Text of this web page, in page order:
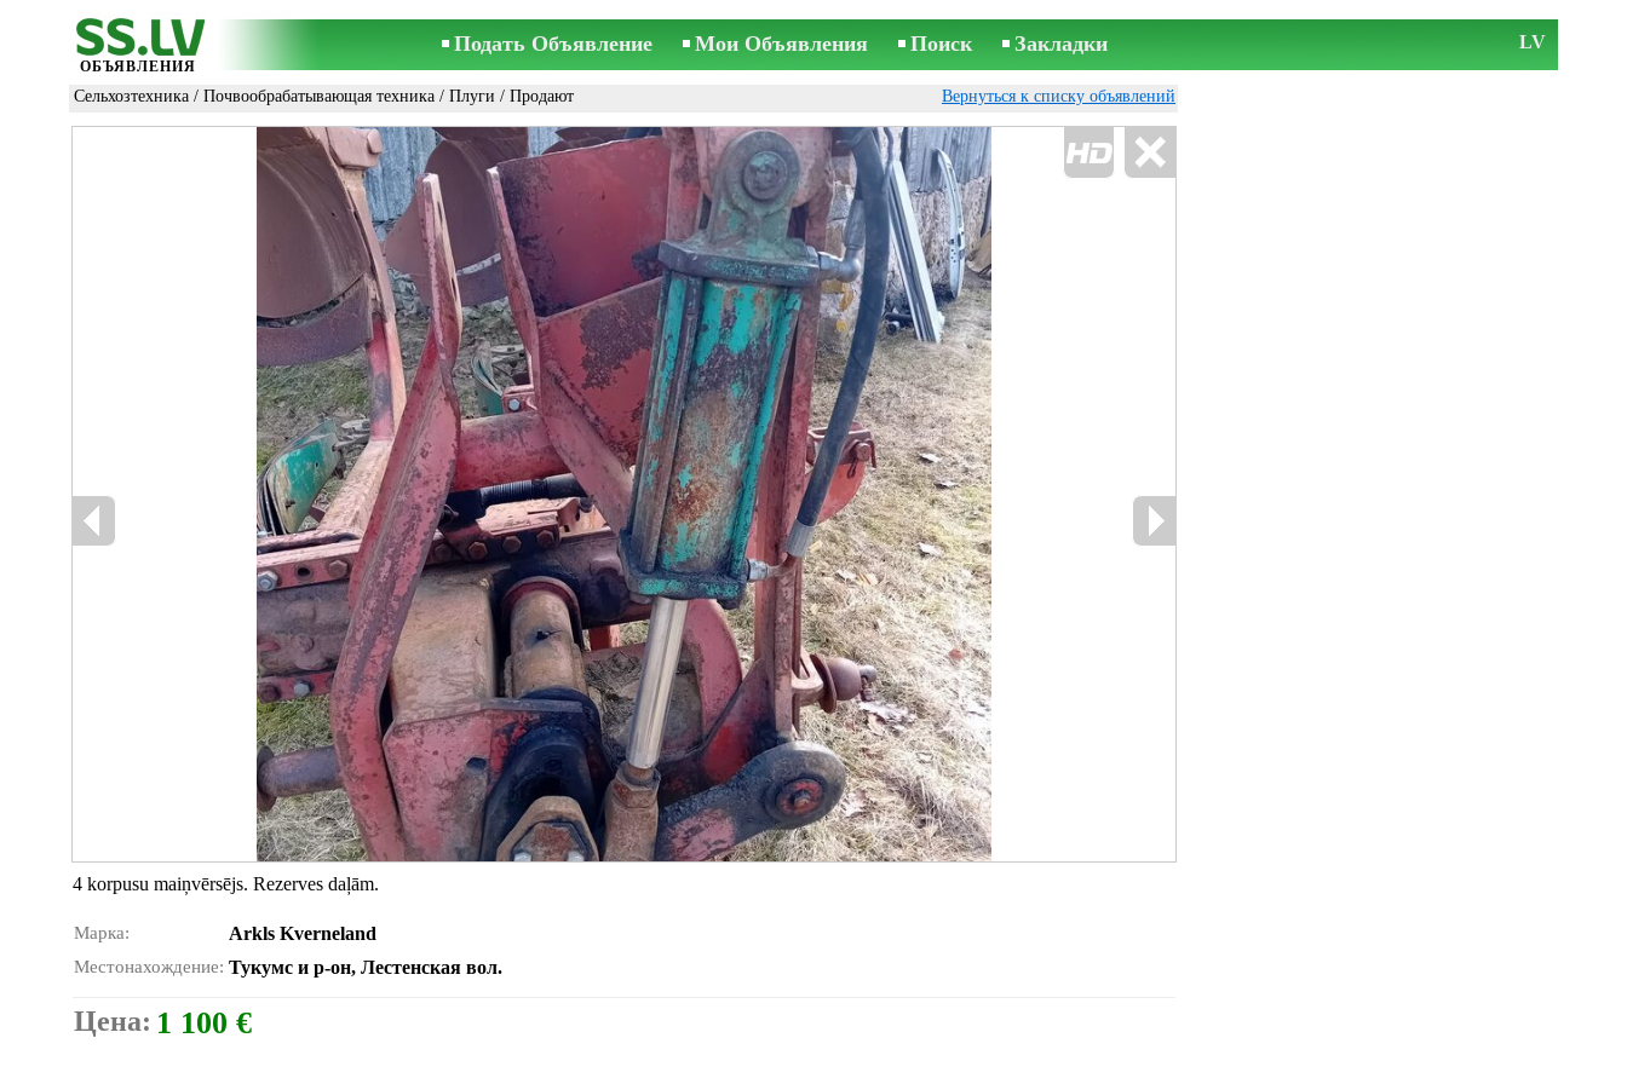
ОБЪЯВЛЕНИЯ
Подать Объявление Мои Объявления Поиск Закладки LV
Сельхозтехника / Почвообрабатывающая техника / Плуги / Продают Вернуться к списку объявлений
4 korpusu maiņvērsējs. Rezerves daļām.
Марка: Arkls Kverneland
Местонахождение: Тукумс и р-он, Лестенская вол.
Цена: 1 100 €